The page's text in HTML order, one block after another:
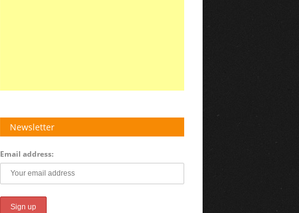
Newsletter
Email address: